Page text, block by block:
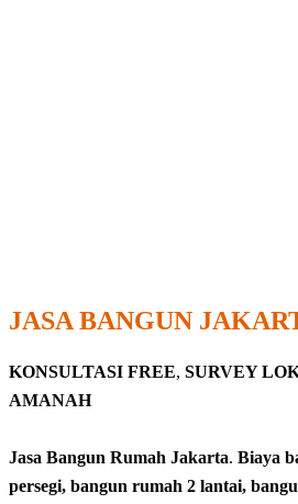
JASA BANGUN
KONSULTASI FREE, SURVEY
AMANAH
Jasa Bangun Rumah Jakarta. Biaya
persegi, bangun rumah 2 lantai,